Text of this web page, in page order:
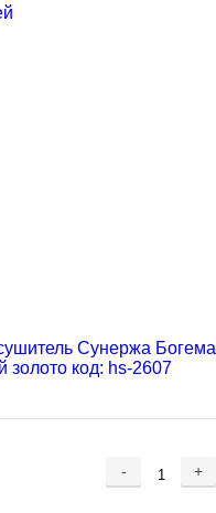
Сунержа Богема
код: hs-2607
- +